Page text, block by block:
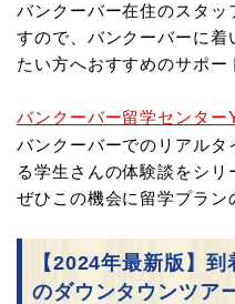
バンクーバー在住のスタッ
すので、バンクーバーに着
たい方へおすすめのサポー
バンクーバー留学センター
バンクーバーでのリアルタ
る学生さんの体験談をシリ
ぜひこの機会に留学プラン
【2024年最新版】
のダウンタウンツア